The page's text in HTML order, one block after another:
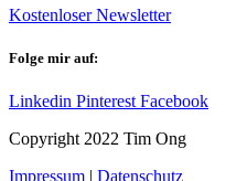
Kostenloser Newsletter
Folge mir auf:
Linkedin Pinterest Facebook
Copyright 2022 Tim Ong
Impressum | Datenschutz